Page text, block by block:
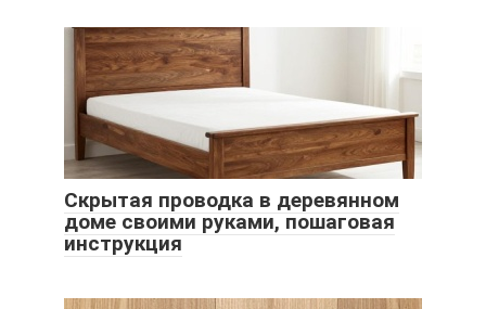
Скрытая проводка в деревянном
доме своими руками, пошаговая
инструкция